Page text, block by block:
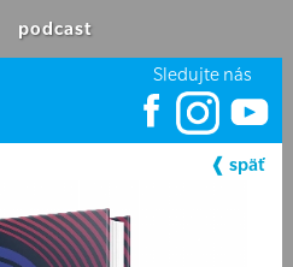
podcast
Sledujte nás
❰ späť